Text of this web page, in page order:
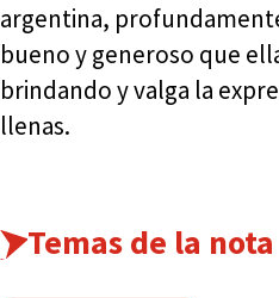
argentina,
bueno y generoso que
brindando y valga la
llenas.
Temas de la nota